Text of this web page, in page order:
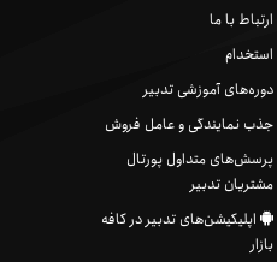
ارتباط با ما
استخدام
دوره‌های آموزشی تدبیر
جذب نمایندگی و عامل فروش
پرسش‌های متداول پورتال
مشتریان تدبیر
اپلیکیشن‌های تدبیر در کافه
بازار